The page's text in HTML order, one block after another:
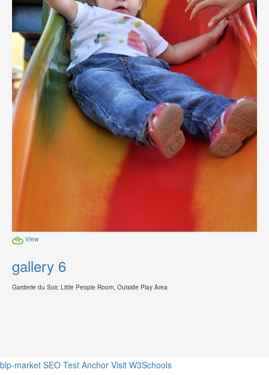
View
gallery 6
Garderie du Soir, Little People Room, Outside Play Area
blp-market SEO Test Anchor Visit W3Schools